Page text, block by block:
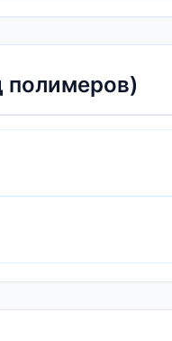
полимеров)